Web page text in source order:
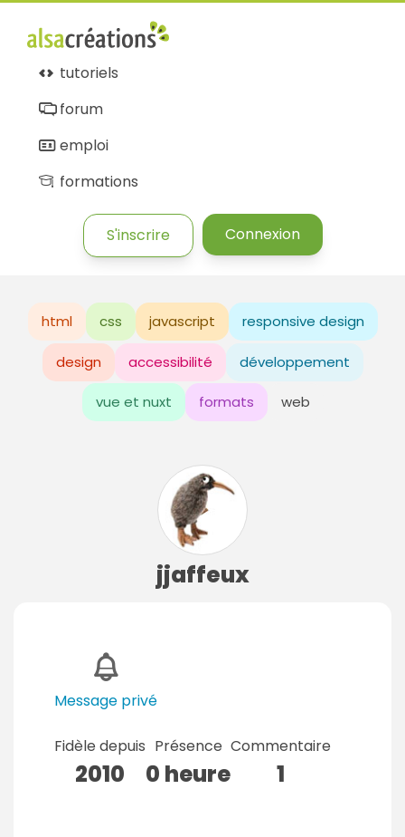
tutoriels
forum
emploi
formations
S'inscrire Connexion
html css javascript responsive design
design accessibilité développement
vue et nuxt formats web
jjaffeux
Message privé
Fidèle depuis
2010
Présence
0 heure
Commentaire
1